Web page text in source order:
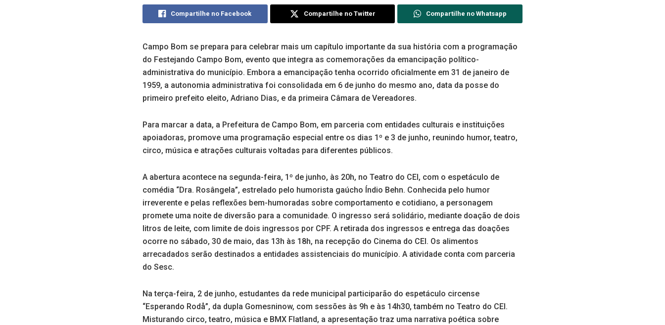
Compartilhe no Facebook Compartilhe no Twitter Compartilhe no Whatsapp
Campo Bom se prepara para celebrar mais um capítulo importante da sua história com a programação
do Festejando Campo Bom, evento que integra as comemorações da emancipação político-
administrativa do município. Embora a emancipação tenha ocorrido oficialmente em 31 de janeiro de
1959, a autonomia administrativa foi consolidada em 6 de junho do mesmo ano, data da posse do
primeiro prefeito eleito, Adriano Dias, e da primeira Câmara de Vereadores.
Para marcar a data, a Prefeitura de Campo Bom, em parceria com entidades culturais e instituições
apoiadoras, promove uma programação especial entre os dias 1º e 3 de junho, reunindo humor, teatro,
circo, música e atrações culturais voltadas para diferentes públicos.
A abertura acontece na segunda-feira, 1º de junho, às 20h, no Teatro do CEI, com o espetáculo de
comédia “Dra. Rosângela”, estrelado pelo humorista gaúcho Índio Behn. Conhecida pelo humor
irreverente e pelas reflexões bem-humoradas sobre comportamento e cotidiano, a personagem
promete uma noite de diversão para a comunidade. O ingresso será solidário, mediante doação de dois
litros de leite, com limite de dois ingressos por CPF. A retirada dos ingressos e entrega das doações
ocorre no sábado, 30 de maio, das 13h às 18h, na recepção do Cinema do CEI. Os alimentos
arrecadados serão destinados a entidades assistenciais do município. A atividade conta com parceria
do Sesc.
Na terça-feira, 2 de junho, estudantes da rede municipal participarão do espetáculo circense
“Esperando Rodå”, da dupla Gomesninow, com sessões às 9h e às 14h30, também no Teatro do CEI.
Misturando circo, teatro, música e BMX Flatland, a apresentação traz uma narrativa poética sobre